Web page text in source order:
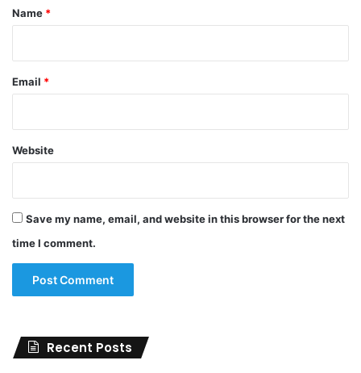
*
Name *
Email *
Website
Save my name, email, and website in this browser for the next
time I comment.
Recent Posts